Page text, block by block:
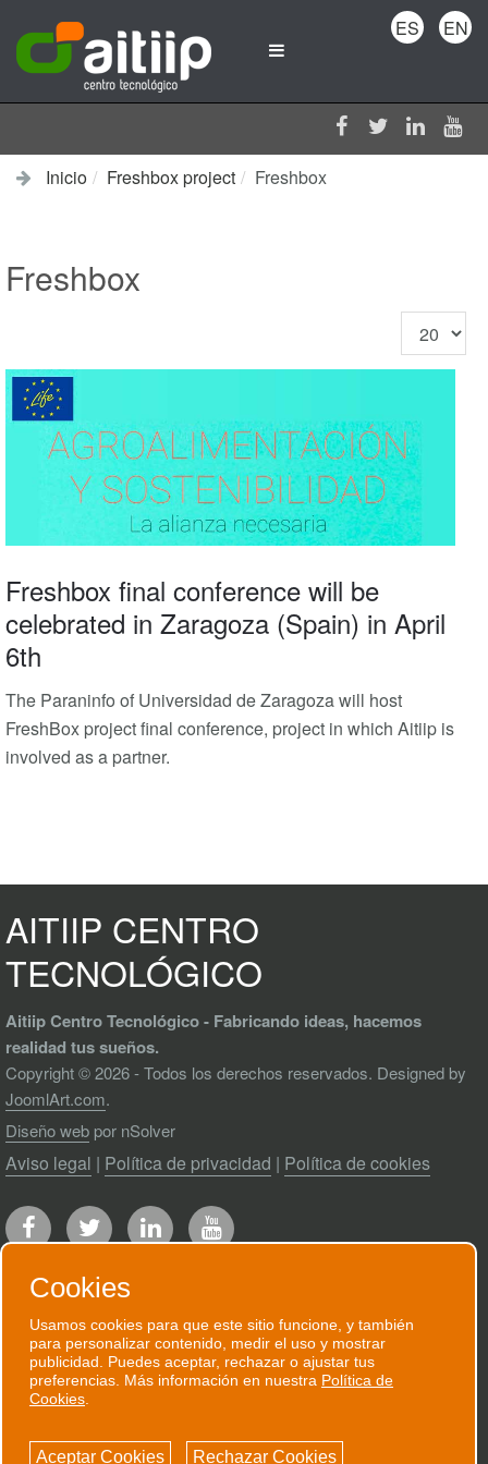
Inicio Freshbox project Freshbox
Freshbox
Cantidad
a
Freshbox final conference will be
celebrated in Zaragoza (Spain) in April
6th
The Paraninfo of Universidad de Zaragoza will host
FreshBox project final conference, project in which Aitiip is
involved as a partner.
ES EN
AITIIP CENTRO
TECNOLÓGICO
Aitiip Centro Tecnológico - Fabricando ideas, hacemos
realidad tus sueños.
Copyright © 2026 - Todos los derechos reservados. Designed by
JoomlArt.com.
Diseño web por nSolver
Aviso legal | Política de privacidad | Política de cookies
RECIBE NUESTRO BOLETÍN
Te enviaremos un correo electrónico
Cookies
Usamos cookies para que este sitio funcione, y también
para personalizar contenido, medir el uso y mostrar
publicidad. Puedes aceptar, rechazar o ajustar tus
preferencias. Más información en nuestra Política de
Cookies
Aceptar Cookies Rechazar Cookies